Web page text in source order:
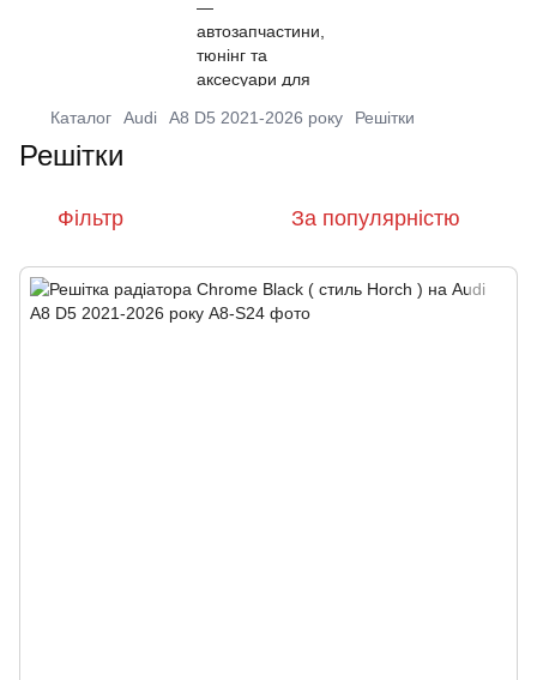
Каталог Audi A8 D5 2021-2026 року Решітки
Решітки
Фільтр За популярністю